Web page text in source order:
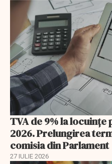
TVA de 9% la locuințe
2026. Prelungirea
comisia din Parlament
27 IULIE 2026